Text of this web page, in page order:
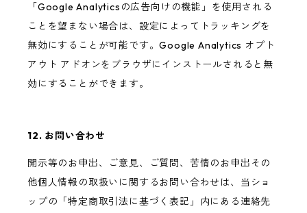
「Google Analyticsの広告向けの機能」を使用される
ことを望まない場合は、設定によってトラッキングを
無効にすることが可能です。Google Analytics オプト
アウト アドオンをブラウザにインストールされると無
効にすることができます。
12. お問い合わせ
開示等のお申出、ご意見、ご質問、苦情のお申出その
他個人情報の取扱いに関するお問い合わせは、当ショ
ップの「特定商取引法に基づく表記」内にある連絡先